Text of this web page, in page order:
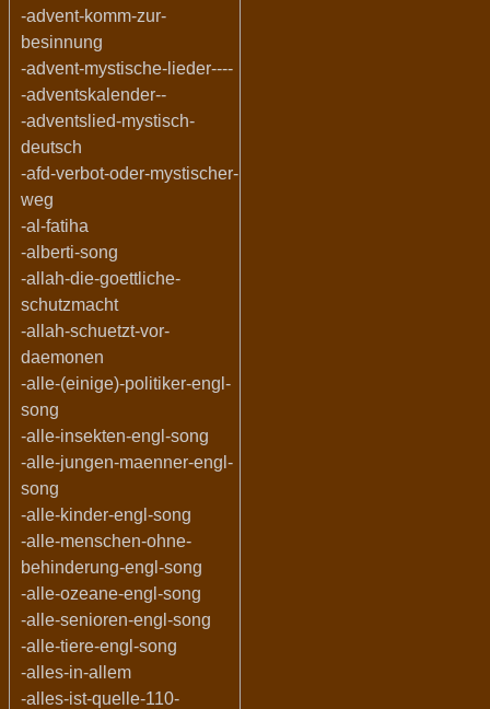
-advent-komm-zur-
besinnung
-advent-mystische-lieder----
-adventskalender--
-adventslied-mystisch-
deutsch
-afd-verbot-oder-mystischer-
weg
-al-fatiha
-alberti-song
-allah-die-goettliche-
schutzmacht
-allah-schuetzt-vor-
daemonen
-alle-(einige)-politiker-engl-
song
-alle-insekten-engl-song
-alle-jungen-maenner-engl-
song
-alle-kinder-engl-song
-alle-menschen-ohne-
behinderung-engl-song
-alle-ozeane-engl-song
-alle-senioren-engl-song
-alle-tiere-engl-song
-alles-in-allem
-alles-ist-quelle-110-